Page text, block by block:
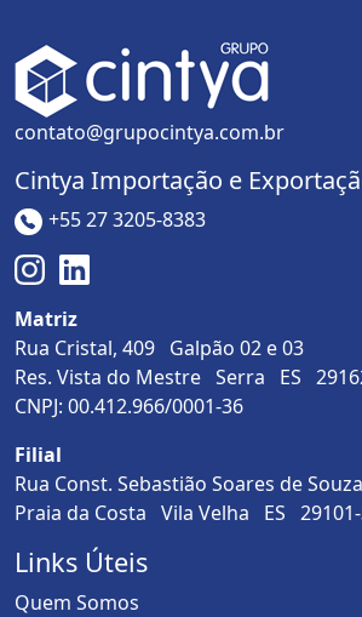
contato@grupocintya.com.br
Cintya Importação e
+55 27 3205-8383
Matriz
Rua Cristal, 409 Galpão 02 e 03
Res. Vista do Mestre Serra ES
CNPJ: 00.412.966/0001-36
Filial
Rua Const. Sebastião Soares de
Praia da Costa Vila Velha ES
Links Úteis
Quem Somos